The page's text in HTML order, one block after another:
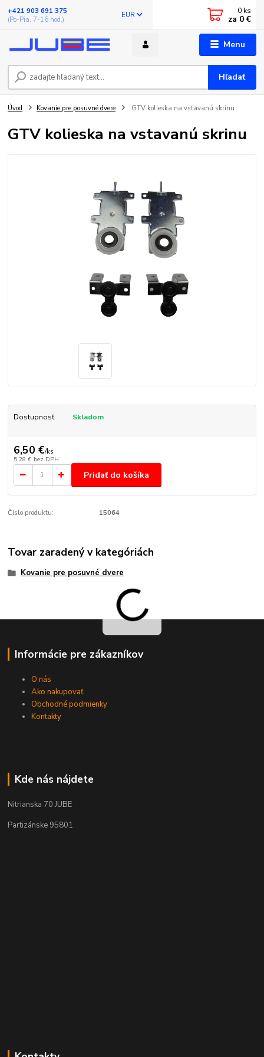
Menu
EUR
Hľadať
+421 903 691 375
(Po-Pia, 7-16 hod.)
0 ks
za 0 €
Úvod Kovanie pre posuvné dvere GTV kolieska na vstavanú skrinu
GTV kolieska na vstavanú skrinu
Dostupnosť Skladom
6,50 €/ks
5,28 € bez DPH
Pridať do košíka
Číslo produktu: 15064
Tovar zaradený v kategóriách
Kovanie pre posuvné dvere
Informácie pre zákazníkov
O nás
Ako nakupovať
Obchodné podmienky
Kontakty
Kde nás nájdete
Nitrianska 70 JUBE
Partizánske 95801